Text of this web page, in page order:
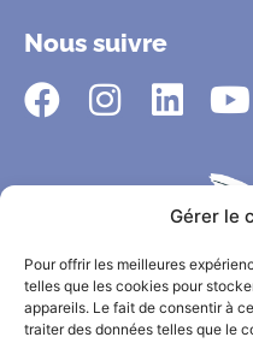
Gérer le
Pour offrir les meilleures
telles que les cookies pour
appareils. Le fait de consentir à
traiter des données telles que le
Nous suivre